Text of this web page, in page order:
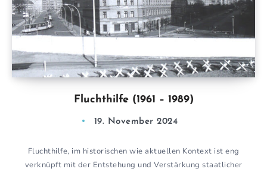
Fluchthilfe (1961 – 1989)
19. November 2024
Fluchthilfe, im historischen wie aktuellen Kontext ist eng
verknüpft mit der Entstehung und Verstärkung staatlicher